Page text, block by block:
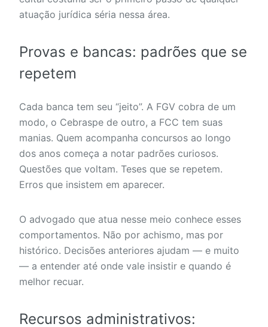
atuação jurídica séria nessa área.
Provas e bancas: padrões que se
repetem
Cada banca tem seu “jeito”. A FGV cobra de um
modo, o Cebraspe de outro, a FCC tem suas
manias. Quem acompanha concursos ao longo
dos anos começa a notar padrões curiosos.
Questões que voltam. Teses que se repetem.
Erros que insistem em aparecer.
O advogado que atua nesse meio conhece esses
comportamentos. Não por achismo, mas por
histórico. Decisões anteriores ajudam — e muito
— a entender até onde vale insistir e quando é
melhor recuar.
Recursos administrativos: